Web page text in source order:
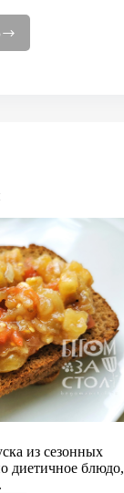
из сезонных
диетичное блюдо,